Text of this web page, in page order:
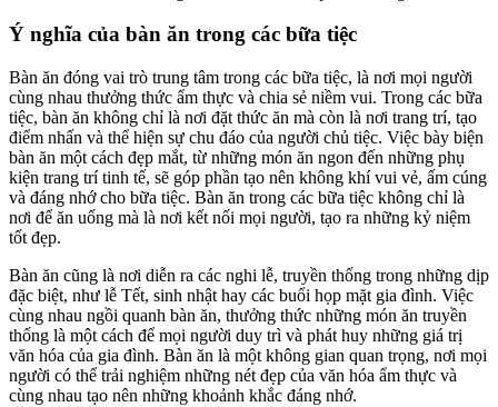
Ý nghĩa của bàn ăn trong các bữa tiệc
Bàn ăn đóng vai trò trung tâm trong các bữa tiệc, là nơi mọi người
cùng nhau thưởng thức ẩm thực và chia sẻ niềm vui. Trong các bữa
tiệc, bàn ăn không chỉ là nơi đặt thức ăn mà còn là nơi trang trí, tạo
điểm nhấn và thể hiện sự chu đáo của người chủ tiệc. Việc bày biện
bàn ăn một cách đẹp mắt, từ những món ăn ngon đến những phụ
kiện trang trí tinh tế, sẽ góp phần tạo nên không khí vui vẻ, ấm cúng
và đáng nhớ cho bữa tiệc. Bàn ăn trong các bữa tiệc không chỉ là
nơi để ăn uống mà là nơi kết nối mọi người, tạo ra những kỷ niệm
tốt đẹp.
Bàn ăn cũng là nơi diễn ra các nghi lễ, truyền thống trong những dịp
đặc biệt, như lễ Tết, sinh nhật hay các buổi họp mặt gia đình. Việc
cùng nhau ngồi quanh bàn ăn, thưởng thức những món ăn truyền
thống là một cách để mọi người duy trì và phát huy những giá trị
văn hóa của gia đình. Bàn ăn là một không gian quan trọng, nơi mọi
người có thể trải nghiệm những nét đẹp của văn hóa ẩm thực và
cùng nhau tạo nên những khoảnh khắc đáng nhớ.